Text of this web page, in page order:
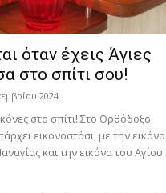
όταν έχεις Άγιες
στο σπίτι σου!
2024
στο σπίτι! Στο Ορθόδοξο
εικονοστάσι, με την εικόνα
και την εικόνα του Αγίου